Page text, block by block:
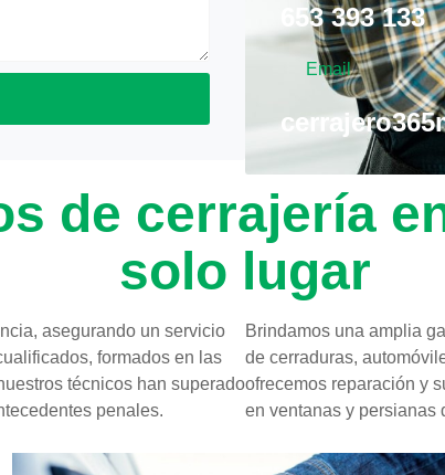
653 393 133
Email
de cerrajería
solo lugar
asegurando un servicio
formados en las
técnicos han superado
penales.
Brindamos una amplia
de cerraduras,
ofrecemos reparación y
en ventanas y persianas